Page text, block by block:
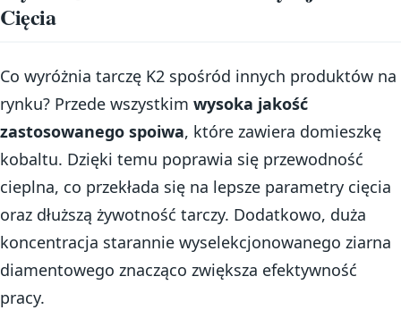
Cięcia
Co wyróżnia tarczę K2 spośród innych produktów na
rynku? Przede wszystkim wysoka jakość
zastosowanego spoiwa, które zawiera domieszkę
kobaltu. Dzięki temu poprawia się przewodność
cieplna, co przekłada się na lepsze parametry cięcia
oraz dłuższą żywotność tarczy. Dodatkowo, duża
koncentracja starannie wyselekcjonowanego ziarna
diamentowego znacząco zwiększa efektywność
pracy.